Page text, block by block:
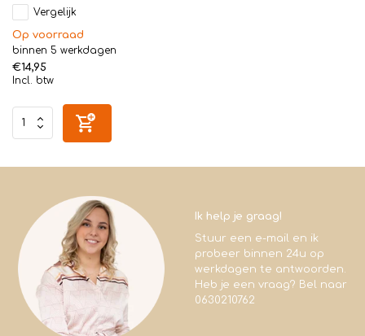
Vergelijk
Op voorraad
binnen 5 werkdagen
€14,95
Incl. btw
Ik help je graag!
Stuur een e-mail en ik
probeer binnen 24u op
werkdagen te antwoorden.
Heb je een vraag? Bel naar
0630210762